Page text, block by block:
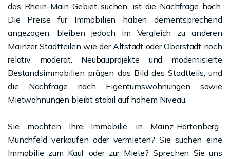
das Rhein-Main-Gebiet suchen, ist die Nachfrage hoch.
Die Preise für Immobilien haben dementsprechend
angezogen, bleiben jedoch im Vergleich zu anderen
Mainzer Stadtteilen wie der Altstadt oder Oberstadt noch
relativ moderat. Neubauprojekte und modernisierte
Bestandsimmobilien prägen das Bild des Stadtteils, und
die Nachfrage nach Eigentumswohnungen sowie
Mietwohnungen bleibt stabil auf hohem Niveau.
Sie möchten Ihre Immobilie in Mainz-Hartenberg-
Münchfeld verkaufen oder vermieten? Sie suchen eine
Immobilie zum Kauf oder zur Miete? Sprechen Sie uns